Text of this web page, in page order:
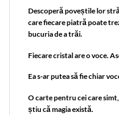
Descoperă poveștile lor
care fiecare piatră poate
bucuria de a trăi.
Fiecare cristal are o voce.
Ea s-ar putea să fie chiar
O carte pentru cei care
știu că magia există.